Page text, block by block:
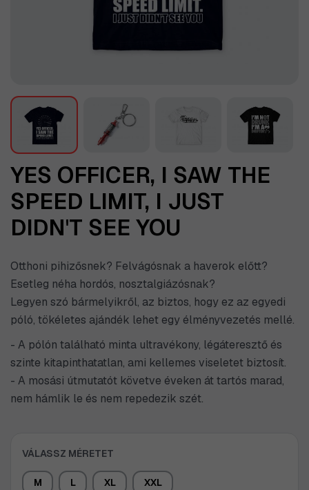
YES OFFICER, I SAW THE
SPEED LIMIT, I JUST
DIDN'T SEE YOU
Otthoni pihizősnek? Felvágósnak a haverok előtt?
Esetleg néha hordós, nosztalgiázósnak?
Legyen szó bármelyikről, az biztos, hogy ez az egyedi
póló, tökéletes ajándék lehet egy élményvezetés mellé.
- A pólón található minta ultravékony, légáteresztő és
szinte kitapinthatatlan, ami kellemes viseletet biztosít.
- A mosási útmutatót követve éveken át tartós marad,
nem hámlik le és nem repedezik szét.
VÁLASSZ MÉRETET
M L XL XXL